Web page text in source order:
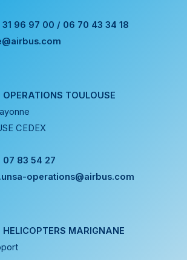
31 96 97 00 / 06 70 43 34 18
TOULOUSE
CEDEX
07 83 54 27
operations@airbus.com
MARIGNANE